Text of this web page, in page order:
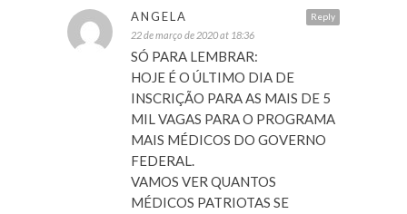
Reply
ANGELA
22 de março de 2020 at 18:36
SÓ PARA LEMBRAR:
HOJE É O ÚLTIMO DIA DE
INSCRIÇÃO PARA AS MAIS DE 5
MIL VAGAS PARA O PROGRAMA
MAIS MÉDICOS DO GOVERNO
FEDERAL.
VAMOS VER QUANTOS
MÉDICOS PATRIOTAS SE